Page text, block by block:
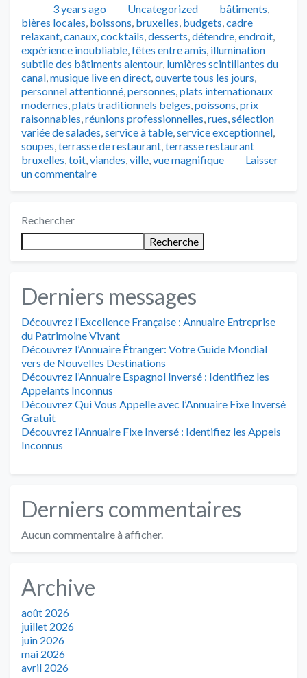
Publié3 years ago Catégories
Uncategorized Tags
bâtiments,
bières locales, boissons, bruxelles, budgets,cadre
relaxant,canaux,cocktails,desserts,détendre,endroit,
expérience inoubliable,fêtes entre amis, illumination
subtile des bâtiments alentour, lumières scintillantes du
canal,musique live en direct,ouverte tous les jours,
personnel attentionné,personnes,plats internationaux
modernes,plats traditionnels belges,poissons,prix
raisonnables,réunions professionnelles,rues,sélection
variée de salades,service à table,service exceptionnel,
soupes,terrasse de restaurant,terrasse restaurant
bruxelles,toit,viandes,ville,vue magnifique
Laisser
un commentaire
Rechercher
Recherche
Derniers messages
Découvrez l’Excellence Française : Annuaire Entreprise
du Patrimoine Vivant
Découvrez l’Annuaire Étranger: Votre Guide Mondial
vers de Nouvelles Destinations
Découvrez l’Annuaire Espagnol Inversé : Identifiez les
Appelants Inconnus
Découvrez Qui Vous Appelle avec l’Annuaire Fixe Inversé
Gratuit
Découvrez l’Annuaire Fixe Inversé : Identifiez les Appels
Inconnus
Derniers commentaires
Aucun commentaire à afficher.
Archive
août 2026
juillet 2026
juin 2026
mai 2026
avril 2026